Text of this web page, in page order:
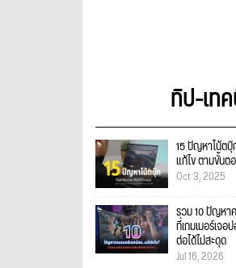
ทิป-เท
15 ปัญหาโน้ต
แก้ไข ตามขั้น
Oct 3, 2025
รวม 10 ปัญหา
ที่เกมเมอร์เจ
ต่อได้ไม่สะดุด
Jul 16, 2026